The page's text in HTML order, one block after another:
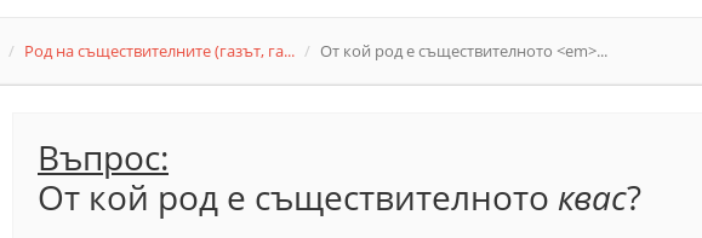
Род на съществителните (газът, га... От кой род е съществителното <em>...
Въпрос:
От кой род е съществителното квас?